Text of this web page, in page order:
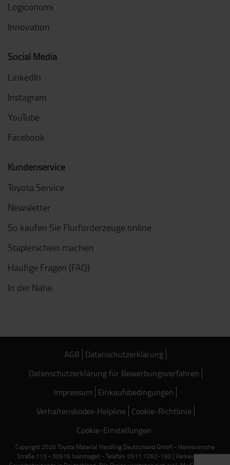
Logiconomi
Innovation
Social Media
LinkedIn
Instagram
YouTube
Facebook
Kundenservice
Toyota Service
Newsletter
So kaufen Sie Flurförderzeuge online
Staplerschein machen
Häufige Fragen (FAQ)
In der Nähe
AGB Datenschutzerklärung
Datenschutzerklärung für Bewerbungsverfahren
Impressum Einkaufsbedingungen
Verhaltenskodex-Helpline Cookie-Richtlinie
Cookie-Einstellungen
Copyright 2026 Toyota Material Handling Deutschland GmbH - Hannoversche
Straße 113 - 30916 Isernhagen - Telefon: 0511 7262-150 | Verkauf nur an